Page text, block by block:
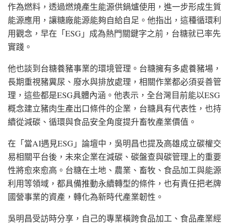
作為燃料，透過燃燒產生能源供鍋爐使用，進一步形成生質
能源應用，讓糖廠能源能夠自給自足。他指出，這種循環利
用觀念，早在「ESG」成為熱門關鍵字之前，台糖就已率先
實踐。
他也談到台糖養豬事業的環境管理。台糖擁有多處養豬場，
長期重視豬糞尿、廢水與排放處理，相關作業都必須妥善管
理，這些都是ESG具體內涵。他表示，全台灣目前能以ESG
概念建立豬肉生產出口條件的企業，台糖具有代表性，也持
續從減碳、循環與食品安全角度提升畜牧產業價值。
在「當AI遇見ESG」論壇中，吳明昌也提及高雄成立碳權交
易相關平台後，未來企業在減碳、碳盤查與碳管理上的重要
性將愈來愈高。台糖在土地、農業、畜牧、食品加工與能源
利用等領域，都具備推動永續轉型的條件，也有責任把老牌
國營事業的資產，轉化為新時代產業韌性。
吳明昌受訪時分享，自己的專業橫跨食品加工、食品產業經